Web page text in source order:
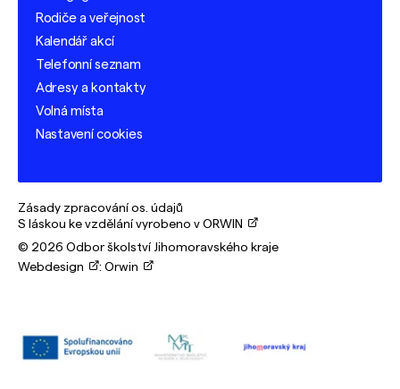
Rodiče a veřejnost
Kalendář akcí
Telefonní seznam
Adresy a kontakty
Volná místa
Nastavení cookies
Zásady zpracování os. údajů
S láskou ke vzdělání vyrobeno v ORWIN
© 2026 Odbor školství Jihomoravského kraje
Webdesign
: Orwin